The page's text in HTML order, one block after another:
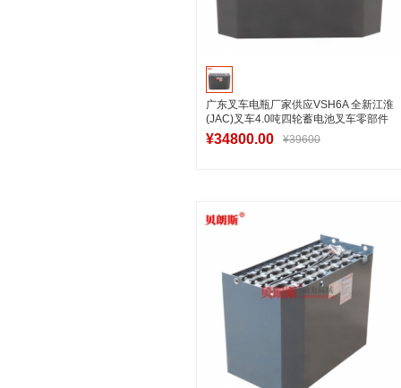
广东叉车电瓶厂家供应VSH6A 全新江淮
(JAC)叉车4.0吨四轮蓄电池叉车零部件
¥34800.00 ¥39600